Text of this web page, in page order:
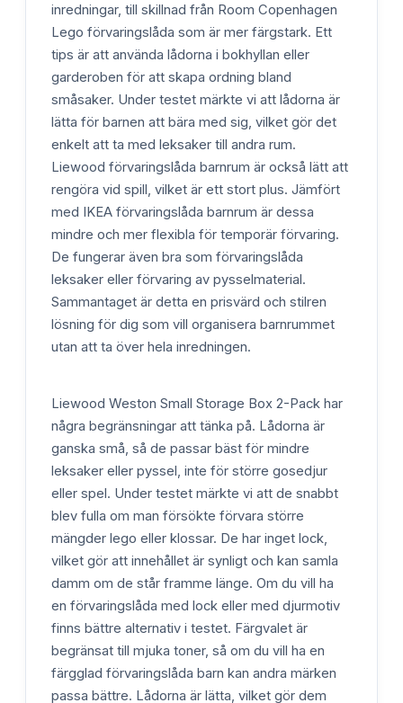
inredningar, till skillnad från Room Copenhagen
Lego förvaringslåda som är mer färgstark. Ett
tips är att använda lådorna i bokhyllan eller
garderoben för att skapa ordning bland
småsaker. Under testet märkte vi att lådorna är
lätta för barnen att bära med sig, vilket gör det
enkelt att ta med leksaker till andra rum.
Liewood förvaringslåda barnrum är också lätt att
rengöra vid spill, vilket är ett stort plus. Jämfört
med IKEA förvaringslåda barnrum är dessa
mindre och mer flexibla för temporär förvaring.
De fungerar även bra som förvaringslåda
leksaker eller förvaring av pysselmaterial.
Sammantaget är detta en prisvärd och stilren
lösning för dig som vill organisera barnrummet
utan att ta över hela inredningen.
Liewood Weston Small Storage Box 2-Pack har
några begränsningar att tänka på. Lådorna är
ganska små, så de passar bäst för mindre
leksaker eller pyssel, inte för större gosedjur
eller spel. Under testet märkte vi att de snabbt
blev fulla om man försökte förvara större
mängder lego eller klossar. De har inget lock,
vilket gör att innehållet är synligt och kan samla
damm om de står framme länge. Om du vill ha
en förvaringslåda med lock eller med djurmotiv
finns bättre alternativ i testet. Färgvalet är
begränsat till mjuka toner, så om du vill ha en
färgglad förvaringslåda barn kan andra märken
passa bättre. Lådorna är lätta, vilket gör dem